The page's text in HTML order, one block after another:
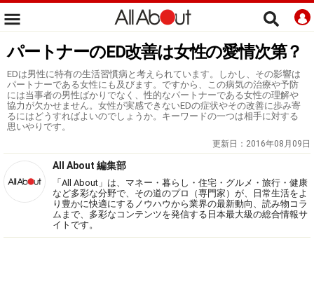
パートナーのED改善は女性の愛情次第？
EDは男性に特有の生活習慣病と考えられています。しかし、その影響は
パートナーである女性にも及びます。ですから、この病気の治療や予防
には当事者の男性ばかりでなく、性的なパートナーである女性の理解や
協力が欠かせません。女性が実感できないEDの症状やその改善に歩み寄
るにはどうすればよいのでしょうか。キーワードの一つは相手に対する
思いやりです。
更新日： 2016年08月09日
All About 編集部
「All About」は、マネー・暮らし・住宅・グルメ・旅行・健康
など多彩な分野で、その道のプロ（専門家）が、日常生活をよ
り豊かに快適にするノウハウから業界の最新動向、読み物コラ
ムまで、多彩なコンテンツを発信する日本最大級の総合情報サ
イトです。